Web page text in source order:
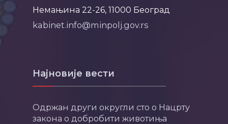
Немањина 22-26, 11000 Београд
kabinet.info@minpolj.gov.rs
Најновије вести
Одржан други округли сто о Нацрту
закона о добробити животиња